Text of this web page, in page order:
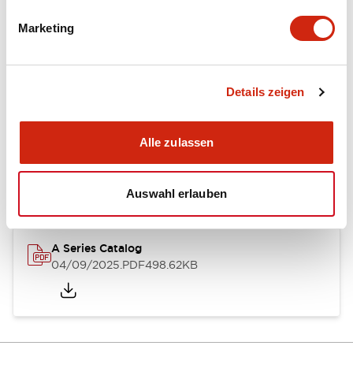
Marketing
Details zeigen
Alle zulassen
Auswahl erlauben
Mounting and Installation Specifications
Dokumente und Dateien
A Series Catalog
04/09/2025.PDF498.62KB